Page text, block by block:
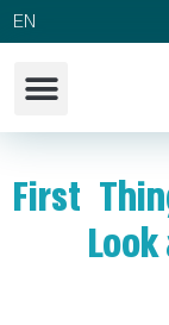
EN
First